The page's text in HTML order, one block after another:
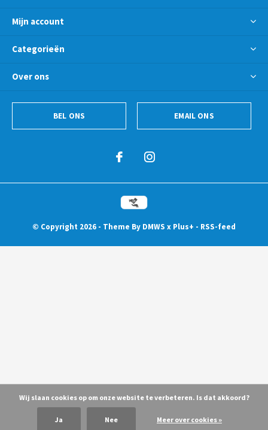
Mijn account
Categorieën
Over ons
BEL ONS EMAIL ONS
© Copyright 2026 - Theme By DMWS x Plus+ - RSS-feed
Wij slaan cookies op om onze website te verbeteren. Is dat akkoord?
Ja Nee Meer over cookies »